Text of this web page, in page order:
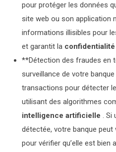
pour protéger les données
site web ou son application
informations illisibles pour
et garantit la confidentialité
**Détection des fraudes en
surveillance de votre
transactions pour détecter
utilisant des algorithmes
intelligence artificielle . Si
détectée, votre banque
pour vérifier qu’elle est bien